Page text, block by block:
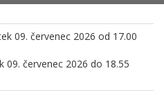
09. červenec 2026 od 17.00
09. červenec 2026 do 18.55